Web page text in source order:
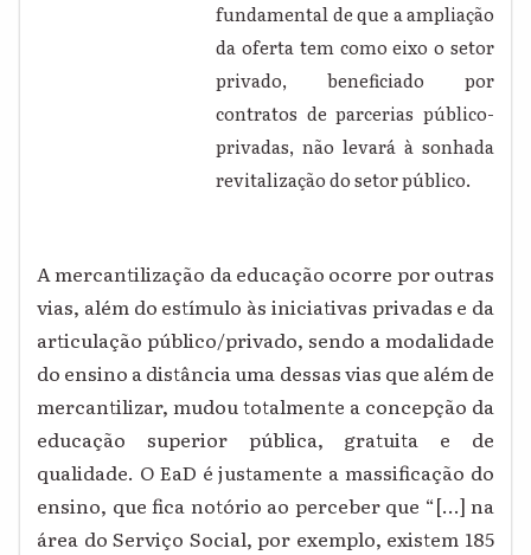
fundamental de que a ampliação
da oferta tem como eixo o setor
privado, beneficiado por
contratos de parcerias público-
privadas, não levará à sonhada
revitalização do setor público.
A mercantilização da educação ocorre por outras
vias, além do estímulo às iniciativas privadas e da
articulação público/privado, sendo a modalidade
do ensino a distância uma dessas vias que além de
mercantilizar, mudou totalmente a concepção da
educação superior pública, gratuita e de
qualidade. O EaD é justamente a massificação do
ensino, que fica notório ao perceber que “[...] na
área do Serviço Social, por exemplo, existem 185